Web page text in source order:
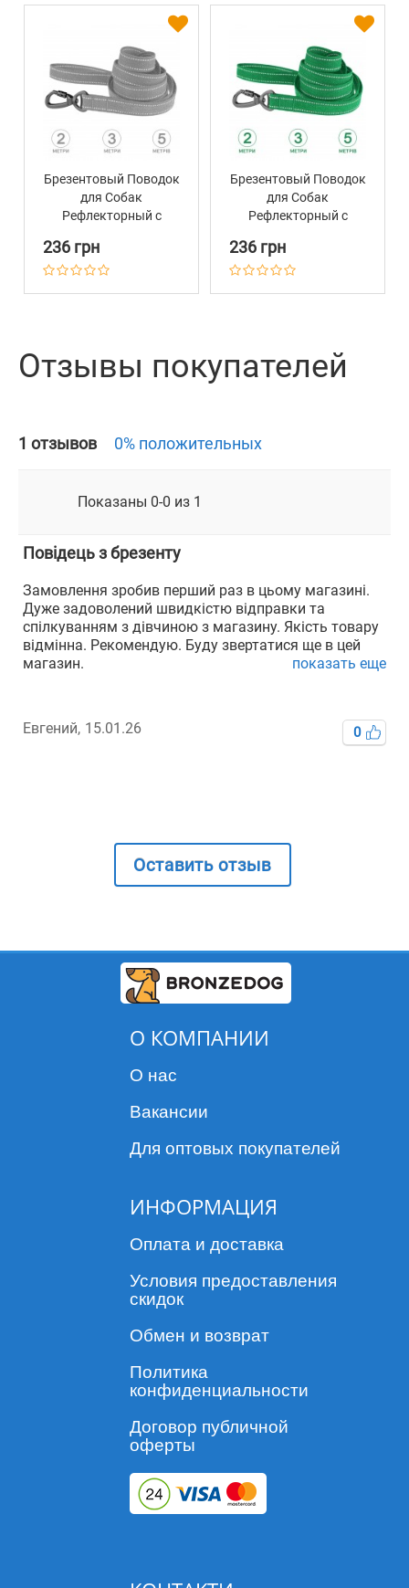
Брезентовый Поводок
для Собак
Рефлекторный с
Карабином на Замке
Barksi Серый
236 грн
Брезентовый Поводок
для Собак
Рефлекторный с
Карабином на Замке
Barksi Изумрудный
236 грн
Отзывы покупателей
1 отзывов 0% положительных
Показаны 0-0 из 1
Повідець з брезенту
Замовлення зробив перший раз в цьому магазині.
Дуже задоволений швидкістю відправки та
спілкуванням з дівчиною з магазину. Якість товару
відмінна. Рекомендую. Буду звертатися ще в цей
магазин.
показать еще
Евгений, 15.01.26 0
Оставить отзыв
О КОМПАНИИ
О нас
Вакансии
Для оптовых покупателей
ИНФОРМАЦИЯ
Оплата и доставка
Условия предоставления
скидок
Обмен и возврат
Политика
конфиденциальности
Договор публичной
оферты